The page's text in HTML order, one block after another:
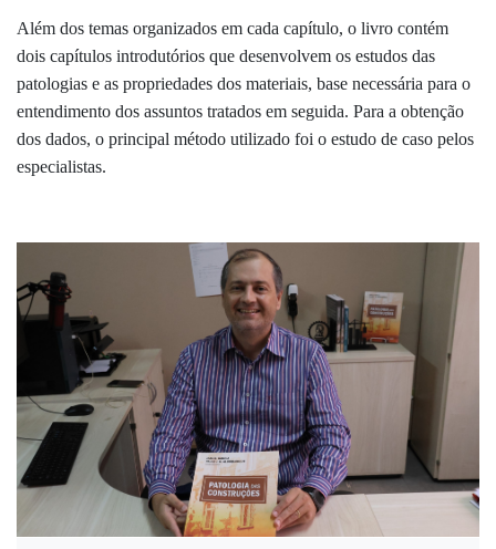
Além dos temas organizados em cada capítulo, o livro contém
dois capítulos introdutórios que desenvolvem os estudos das
patologias e as propriedades dos materiais, base necessária para o
entendimento dos assuntos tratados em seguida. Para a obtenção
dos dados, o principal método utilizado foi o estudo de caso pelos
especialistas.